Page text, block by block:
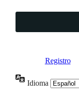
Registro
Idioma